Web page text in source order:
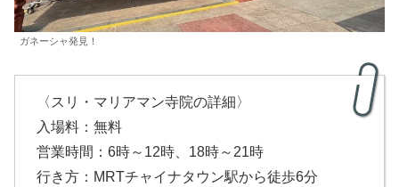
ガネーシャ発見！
〈スリ・マリアマン寺院の詳細〉
入場料：無料
営業時間：6時～12時、18時～21時
行き方：MRTチャイナタウン駅から徒歩6分